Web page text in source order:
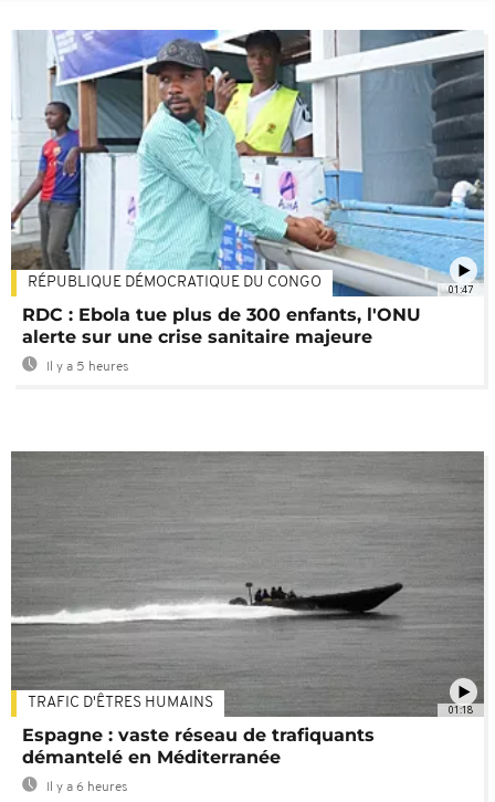
01:47
RÉPUBLIQUE DÉMOCRATIQUE DU CONGO
RDC : Ebola tue plus de 300 enfants, l'ONU
alerte sur une crise sanitaire majeure
Il y a 5 heures
01:18
TRAFIC D'ÊTRES HUMAINS
Espagne : vaste réseau de trafiquants
démantelé en Méditerranée
Il y a 6 heures